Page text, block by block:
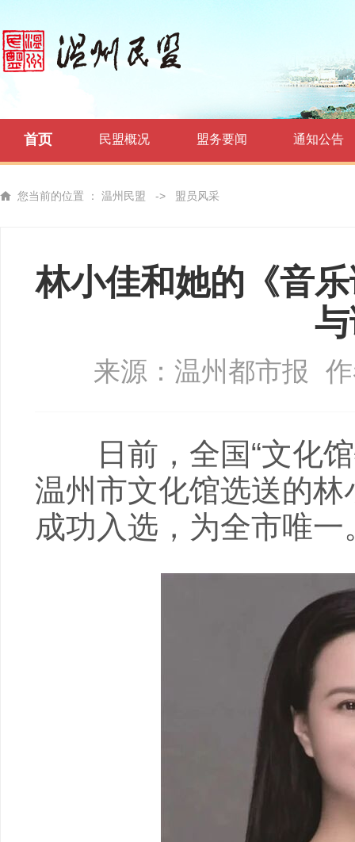
首页 民盟概况 盟务要闻 通知公告
您当前的位置 ： 温州民盟 -> 盟员风采
林小佳和她的《音
来源：温州都市报
日前，全国“文化馆
温州市文化馆选送的
成功入选，为全市唯一